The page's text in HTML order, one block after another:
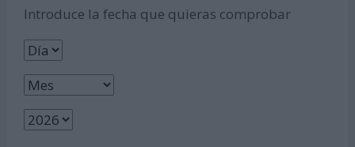
Introduce la fecha que quieras comprobar